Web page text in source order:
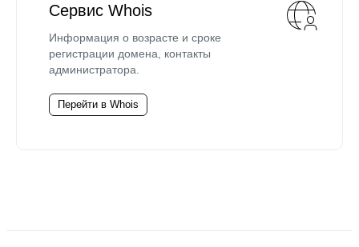
Сервис Whois
Информация о возрасте и сроке
регистрации домена, контакты
администратора.
Перейти в Whois